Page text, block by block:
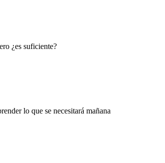
¿es suficiente?
lo que se necesitará mañana